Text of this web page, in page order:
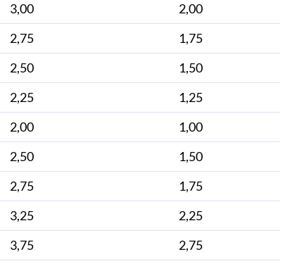
3,00
2,00
2,75
1,75
2,50
1,50
2,25
1,25
2,00
1,00
2,50
1,50
2,75
1,75
3,25
2,25
3,75
2,75